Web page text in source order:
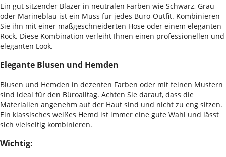
Ein gut sitzender Blazer in neutralen Farben wie Schwarz, Grau
oder Marineblau ist ein Muss für jedes Büro-Outfit. Kombinieren
Sie ihn mit einer maßgeschneiderten Hose oder einem eleganten
Rock. Diese Kombination verleiht Ihnen einen professionellen und
eleganten Look.
Elegante Blusen und Hemden
Blusen und Hemden in dezenten Farben oder mit feinen Mustern
sind ideal für den Büroalltag. Achten Sie darauf, dass die
Materialien angenehm auf der Haut sind und nicht zu eng sitzen.
Ein klassisches weißes Hemd ist immer eine gute Wahl und lässt
sich vielseitig kombinieren.
Wichtig: